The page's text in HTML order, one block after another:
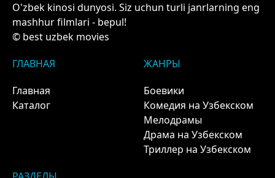
O'zbek kinosi dunyosi. Siz uchun turli janrlarning eng
mashhur filmlari - bepul!
© best uzbek movies
ГЛАВНАЯ
Главная
Каталог
ЖАНРЫ
Боевики
Комедия на Узбекском
Мелодрамы
Драма на Узбекском
Триллер на Узбекском